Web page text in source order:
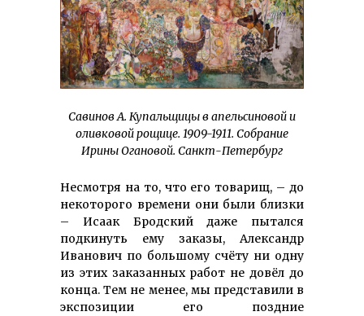
Савинов А. Купальщицы в апельсиновой и
оливковой рощице. 1909-1911. Собрание
Ирины Огановой. Санкт-Петербург
Несмотря на то, что его товарищ, – до
некоторого времени они были близки
– Исаак Бродский даже пытался
подкинуть ему заказы, Александр
Иванович по большому счёту ни одну
из этих заказанных работ не довёл до
конца. Тем не менее, мы представили в
экспозиции его поздние